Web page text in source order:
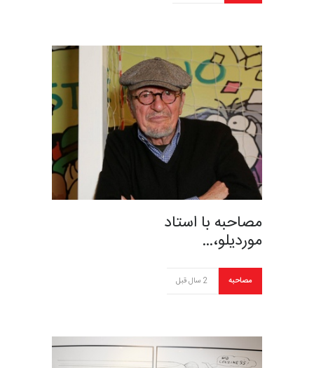
مصاحبه با استاد
موردیلو،…
مصاحبه 2 سال قبل